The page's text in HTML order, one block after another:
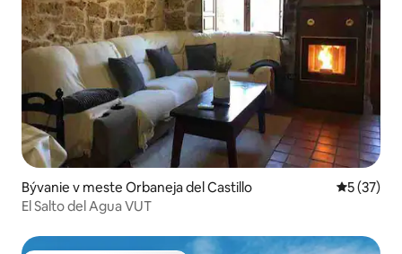
Bývanie v meste Orbaneja del Castillo
5 (37)
El Salto del Agua VUT